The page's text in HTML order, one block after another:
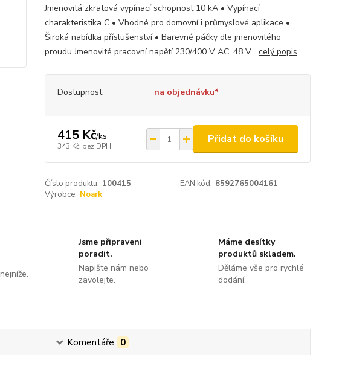
Jmenovitá zkratová vypínací schopnost 10 kA • Vypínací
charakteristika C • Vhodné pro domovní i průmyslové aplikace •
Široká nabídka příslušenství • Barevné páčky dle jmenovitého
proudu Jmenovité pracovní napětí 230/400 V AC, 48 V... celý popis
Dostupnost na objednávku*
415 Kč/ks
343 Kč bez DPH
Přidat do košíku
Číslo produktu: 100415 EAN kód: 8592765004161
Výrobce: Noark
Jsme připraveni
poradit.
Napište nám nebo
zavolejte.
Máme desítky
produktů skladem.
Děláme vše pro rychlé
dodání.
Komentáře 0